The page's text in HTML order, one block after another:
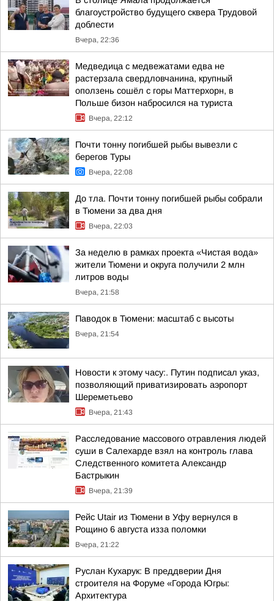
благоустройство будущего сквера Трудовой
доблести
Вчера, 22:36
Медведица с медвежатами едва не
растерзала свердловчанина, крупный
оползень сошёл с горы Маттерхорн, в
Польше бизон набросился на туриста
Вчера, 22:12
Почти тонну погибшей рыбы вывезли с
берегов Туры
Вчера, 22:08
До тла. Почти тонну погибшей рыбы собрали
в Тюмени за два дня
Вчера, 22:03
За неделю в рамках проекта «Чистая вода»
жители Тюмени и округа получили 2 млн
литров воды
Вчера, 21:58
Паводок в Тюмени: масштаб с высоты
Вчера, 21:54
Новости к этому часу:. Путин подписал указ,
позволяющий приватизировать аэропорт
Шереметьево
Вчера, 21:43
Расследование массового отравления людей
суши в Салехарде взял на контроль глава
Следственного комитета Александр
Бастрыкин
Вчера, 21:39
Рейс Utair из Тюмени в Уфу вернулся в
Рощино 6 августа изза поломки
Вчера, 21:22
Руслан Кухарук: В преддверии Дня
строителя на Форуме «Города Югры:
Архитектура